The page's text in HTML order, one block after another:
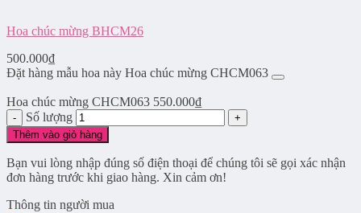
Hoa chúc mừng BHCM26
500.000₫
Đặt hàng mẫu hoa này Hoa chúc mừng CHCM063
Hoa chúc mừng CHCM063 550.000₫
Số lượng
Thêm vào giỏ hàng
Bạn vui lòng nhập đúng số điện thoại để chúng tôi sẽ gọi xác nhận
đơn hàng trước khi giao hàng. Xin cảm ơn!
Thông tin người mua